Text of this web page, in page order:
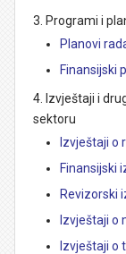
Programi i
Planovi
Finansijski
Izvještaji i
sektoru
Izvještaji o
Finansijski
Revizorski
Izvještaji o
Izvještaji o